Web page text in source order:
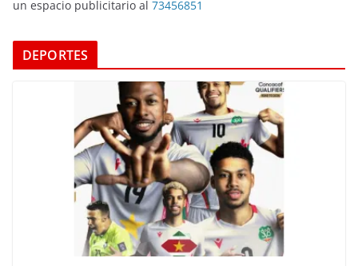
un espacio publicitario al 73456851
DEPORTES